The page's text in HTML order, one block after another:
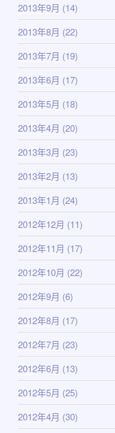
2013年9月 (14)
2013年8月 (22)
2013年7月 (19)
2013年6月 (17)
2013年5月 (18)
2013年4月 (20)
2013年3月 (23)
2013年2月 (13)
2013年1月 (24)
2012年12月 (11)
2012年11月 (17)
2012年10月 (22)
2012年9月 (6)
2012年8月 (17)
2012年7月 (23)
2012年6月 (13)
2012年5月 (25)
2012年4月 (30)